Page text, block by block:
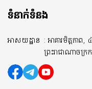
ទំនាក់ទំនង
អាសយដ្ឋាន : អាគារមិត្តភា
ព្រះរាជាណាចក្រ